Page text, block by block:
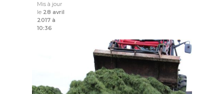
Mis à jour
le 28 avril
2017 à
10:36